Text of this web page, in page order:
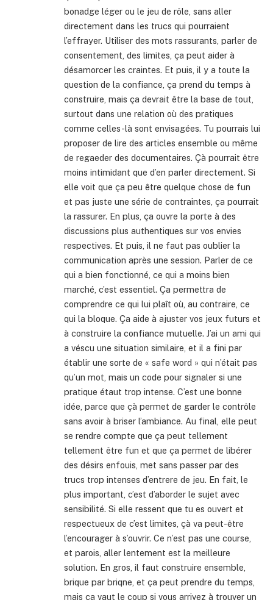
bonadge léger ou le jeu de rôle, sans aller
directement dans les trucs qui pourraient
l’effrayer. Utiliser des mots rassurants, parler de
consentement, des limites, ça peut aider à
désamorcer les craintes. Et puis, il y a toute la
question de la confiance, ça prend du temps à
construire, mais ça devrait être la base de tout,
surtout dans une relation où des pratiques
comme celles-là sont envisagées. Tu pourrais lui
proposer de lire des articles ensemble ou même
de regaeder des documentaires. Çà pourrait être
moins intimidant que d’en parler directement. Si
elle voit que ça peu être quelque chose de fun
et pas juste une série de contraintes, ça pourrait
la rassurer. En plus, ça ouvre la porte à des
discussions plus authentiques sur vos envies
respectives. Et puis, il ne faut pas oublier la
communication après une session. Parler de ce
qui a bien fonctionné, ce qui a moins bien
marché, c’est essentiel. Ça permettra de
comprendre ce qui lui plaît où, au contraire, ce
qui la bloque. Ça aide à ajuster vos jeux futurs et
à construire la confiance mutuelle. J’ai un ami qui
a véscu une situation similaire, et il a fini par
établir une sorte de « safe word » qui n’était pas
qu’un mot, mais un code pour signaler si une
pratique étaut trop intense. C’est une bonne
idée, parce que çà permet de garder le contrôle
sans avoir à briser l’ambiance. Au final, elle peut
se rendre compte que ça peut tellement
tellement être fun et que ça permet de libérer
des désirs enfouis, met sans passer par des
trucs trop intenses d’entrere de jeu. En fait, le
plus important, c’est d’aborder le sujet avec
sensibilité. Si elle ressent que tu es ouvert et
respectueux de c’est limites, çà va peut-être
l’encourager à s’ouvrir. Ce n’est pas une course,
et parois, aller lentement est la meilleure
solution. En gros, il faut construire ensemble,
brique par briqne, et ça peut prendre du temps,
mais ça vaut le coup si vous arrivez à trouver un